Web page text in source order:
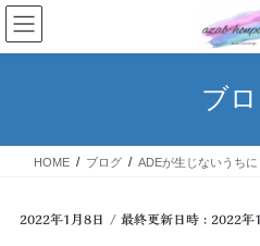
コ
ン
テ
ス
ナ
ビ
ゲ
ン
ブ
HOME ブログ ADEが生じないうちに
2022年1月8日 / 最終更新日時 : 2022年